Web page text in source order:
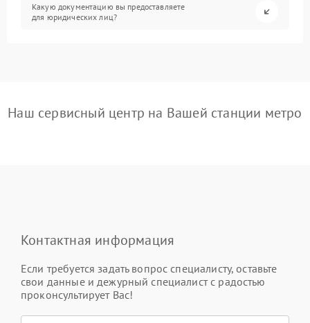
Какую документацию вы предоставляете
для юридических лиц?
Наш сервисный центр на Вашей станции метро
Контактная информация
Если требуется задать вопрос специалисту, оставьте
свои данные и дежурный специалист с радостью
проконсультирует Вас!